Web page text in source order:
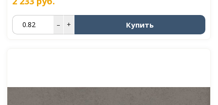
– + Купить